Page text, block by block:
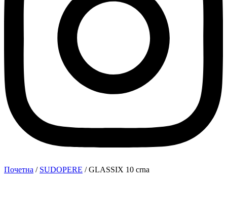
Почетна / SUDOPERE / GLASSIX 10 crna